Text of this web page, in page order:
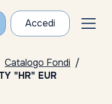
Accedi
Catalogo Fondi
"HR" EUR